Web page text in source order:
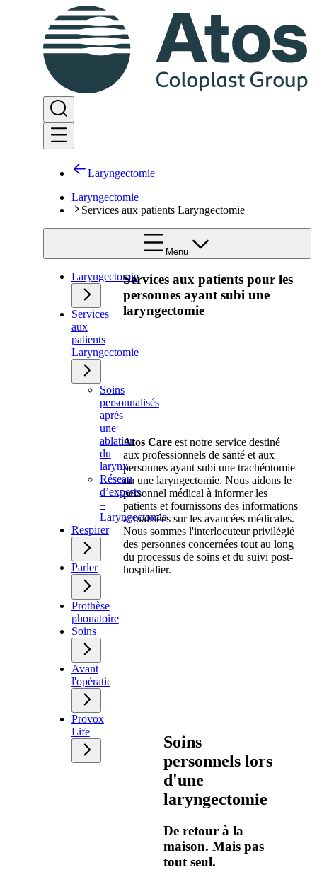
Laryngectomie
Laryngectomie
Services aux patients Laryngectomie
Menu
Laryngectomie
Services
aux
patients
Laryngectomie
Soins
personnalisés
après
une
ablation
du
larynx
Réseau
d’experts
–
Laryngectomie
Respirer
Parler
Prothèse
phonatoire
Soins
Avant
l'opération
Provox
Life
Services aux patients pour les
personnes ayant subi une
laryngectomie
Atos Careest notre service destiné
aux professionnels de santé et aux
personnes ayant subi une trachéotomie
ou une laryngectomie. Nous aidons le
personnel médical à informer les
patients et fournissons des informations
actualisées sur les avancées médicales.
Nous sommes l'interlocuteur privilégié
des personnes concernées tout au long
du processus de soins et du suivi post-
hospitalier.
Soins
personnels lors
d'une
laryngectomie
De retour à la
maison. Mais pas
tout seul.